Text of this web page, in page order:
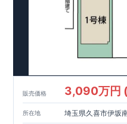
詳しくはクリック
・住宅ローン減税、
・中古市場でも、
住宅性能評価ダブル取得!
宅性能評価‥‥建物設計段階
・『建設』住
・図面や書類上だけで
た上で、品質を保証しており
様の安心に繋がります。 ・
スマートフォンで見やすい特
https://www.e-
販売価格 3,090万円
所在地 埼玉県久喜市伊坂